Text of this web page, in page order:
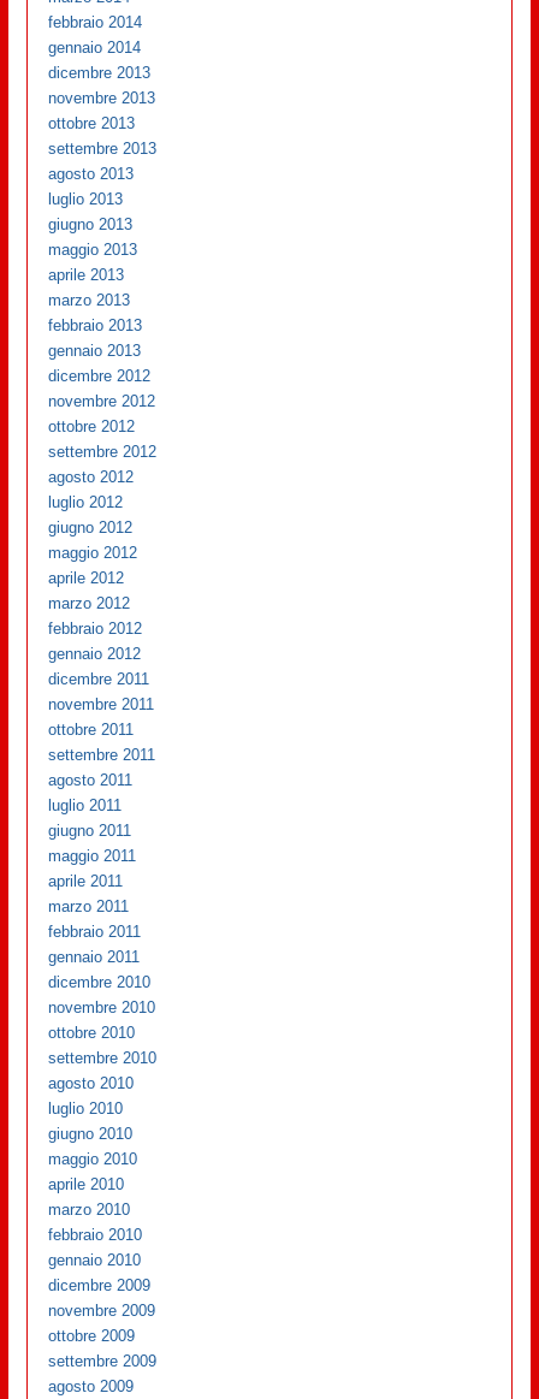
febbraio 2014
gennaio 2014
dicembre 2013
novembre 2013
ottobre 2013
settembre 2013
agosto 2013
luglio 2013
giugno 2013
maggio 2013
aprile 2013
marzo 2013
febbraio 2013
gennaio 2013
dicembre 2012
novembre 2012
ottobre 2012
settembre 2012
agosto 2012
luglio 2012
giugno 2012
maggio 2012
aprile 2012
marzo 2012
febbraio 2012
gennaio 2012
dicembre 2011
novembre 2011
ottobre 2011
settembre 2011
agosto 2011
luglio 2011
giugno 2011
maggio 2011
aprile 2011
marzo 2011
febbraio 2011
gennaio 2011
dicembre 2010
novembre 2010
ottobre 2010
settembre 2010
agosto 2010
luglio 2010
giugno 2010
maggio 2010
aprile 2010
marzo 2010
febbraio 2010
gennaio 2010
dicembre 2009
novembre 2009
ottobre 2009
settembre 2009
agosto 2009